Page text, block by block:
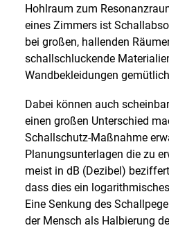
Hohlraum zum
eines Zimmers ist
bei großen, hallenden
schallschluckende
Wandbekleidungen
Dabei können auch
einen großen Unterschied
Schallschutz-Maßnahme
Planungsunterlagen die zu
meist in dB (Dezibel)
dass dies ein
Eine Senkung des
der Mensch als Halbierung